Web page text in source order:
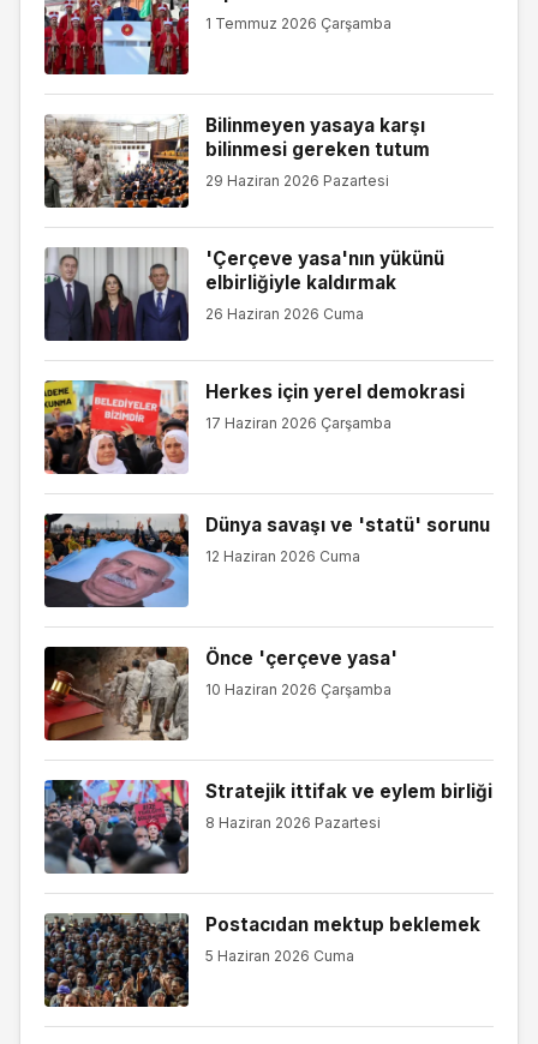
1 Temmuz 2026 Çarşamba
Bilinmeyen yasaya karşı
bilinmesi gereken tutum
29 Haziran 2026 Pazartesi
'Çerçeve yasa'nın yükünü
elbirliğiyle kaldırmak
26 Haziran 2026 Cuma
Herkes için yerel demokrasi
17 Haziran 2026 Çarşamba
Dünya savaşı ve 'statü' sorunu
12 Haziran 2026 Cuma
Önce 'çerçeve yasa'
10 Haziran 2026 Çarşamba
Stratejik ittifak ve eylem birliği
8 Haziran 2026 Pazartesi
Postacıdan mektup beklemek
5 Haziran 2026 Cuma